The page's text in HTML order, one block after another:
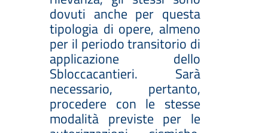
dovuti anche per questa
tipologia di opere, almeno
per il periodo transitorio di
applicazione dello
Sbloccacantieri. Sarà
necessario, pertanto,
procedere con le stesse
modalità previste per le